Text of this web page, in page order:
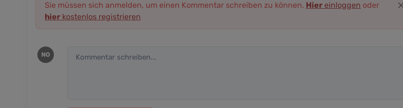
Sie müssen sich anmelden, um einen Kommentar schreiben zu können. Hier einloggen oder
hier kostenlos registrieren
NO